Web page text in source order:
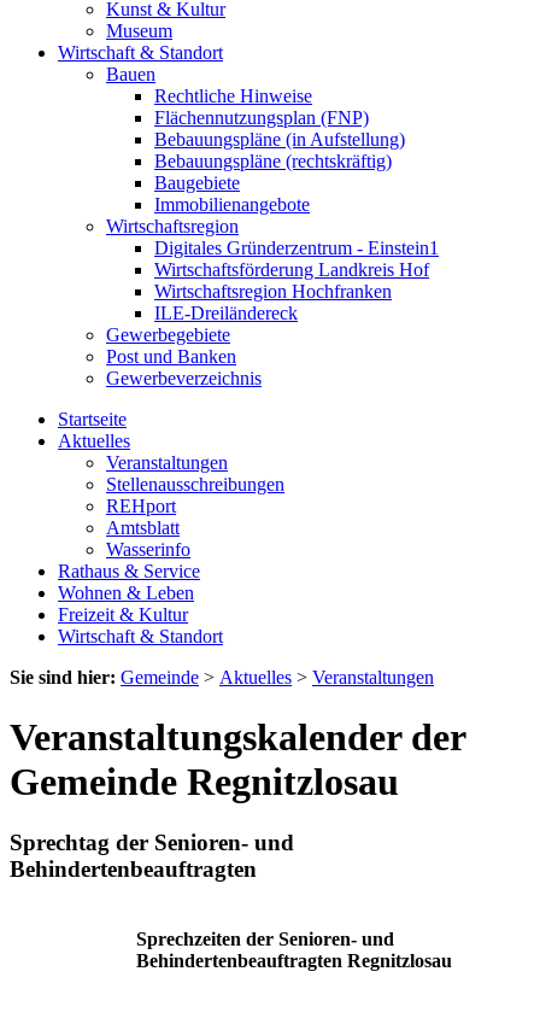
Kunst & Kultur
Museum
Wirtschaft & Standort
Bauen
Rechtliche Hinweise
Flächennutzungsplan (FNP)
Bebauungspläne (in Aufstellung)
Bebauungspläne (rechtskräftig)
Baugebiete
Immobilienangebote
Wirtschaftsregion
Digitales Gründerzentrum - Einstein1
Wirtschaftsförderung Landkreis Hof
Wirtschaftsregion Hochfranken
ILE-Dreiländereck
Gewerbegebiete
Post und Banken
Gewerbeverzeichnis
Startseite
Aktuelles
Veranstaltungen
Stellenausschreibungen
REHport
Amtsblatt
Wasserinfo
Rathaus & Service
Wohnen & Leben
Freizeit & Kultur
Wirtschaft & Standort
Sie sind hier: Gemeinde > Aktuelles > Veranstaltungen
Veranstaltungskalender der
Gemeinde Regnitzlosau
Sprechtag der Senioren- und
Behindertenbeauftragten
Sprechzeiten der Senioren- und
Behindertenbeauftragten Regnitzlosau